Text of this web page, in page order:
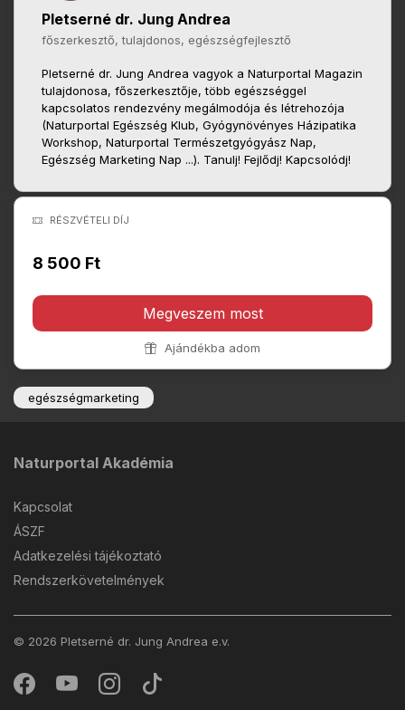
Pletserné dr. Jung Andrea
főszerkesztő, tulajdonos, egészségfejlesztő
Pletserné dr. Jung Andrea vagyok a Naturportal Magazin
tulajdonosa, főszerkesztője, több egészséggel
kapcsolatos rendezvény megálmodója és létrehozója
(Naturportal Egészség Klub, Gyógynövényes Házipatika
Workshop, Naturportal Természetgyógyász Nap,
Egészség Marketing Nap ...). Tanulj! Fejlődj! Kapcsolódj!
RÉSZVÉTELI DÍJ
8 500 Ft
Megveszem most
Ajándékba adom
egészségmarketing
Naturportal Akadémia
Kapcsolat
ÁSZF
Adatkezelési tájékoztató
Rendszerkövetelmények
© 2026 Pletserné dr. Jung Andrea e.v.